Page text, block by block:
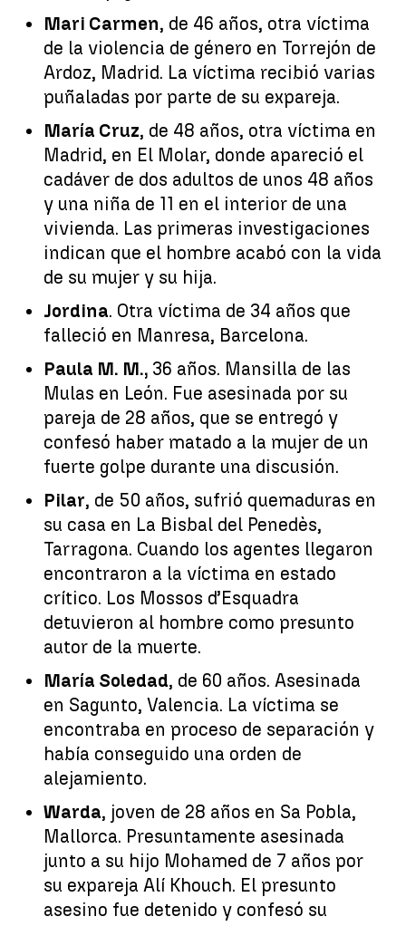
Mari Carmen, de 46 años, otra víctima
de la violencia de género en Torrejón de
Ardoz, Madrid. La víctima recibió varias
puñaladas por parte de su expareja.
María Cruz, de 48 años, otra víctima en
Madrid, en El Molar, donde apareció el
cadáver de dos adultos de unos 48 años
y una niña de 11 en el interior de una
vivienda. Las primeras investigaciones
indican que el hombre acabó con la vida
de su mujer y su hija.
Jordina. Otra víctima de 34 años que
falleció en Manresa, Barcelona.
Paula M. M., 36 años. Mansilla de las
Mulas en León. Fue asesinada por su
pareja de 28 años, que se entregó y
confesó haber matado a la mujer de un
fuerte golpe durante una discusión.
Pilar, de 50 años, sufrió quemaduras en
su casa en La Bisbal del Penedès,
Tarragona. Cuando los agentes llegaron
encontraron a la víctima en estado
crítico. Los Mossos d’Esquadra
detuvieron al hombre como presunto
autor de la muerte.
María Soledad, de 60 años. Asesinada
en Sagunto, Valencia. La víctima se
encontraba en proceso de separación y
había conseguido una orden de
alejamiento.
Warda, joven de 28 años en Sa Pobla,
Mallorca. Presuntamente asesinada
junto a su hijo Mohamed de 7 años por
su expareja Alí Khouch. El presunto
asesino fue detenido y confesó su